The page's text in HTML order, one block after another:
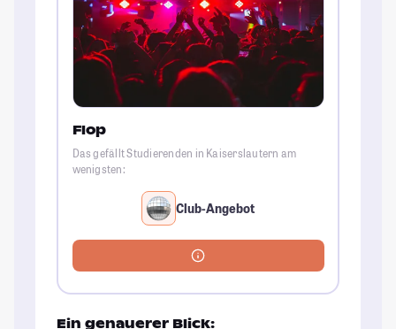
Flop
Das gefällt Studierenden in Kaiserslautern am
wenigsten:
Club-Angebot
Ein genauerer Blick: